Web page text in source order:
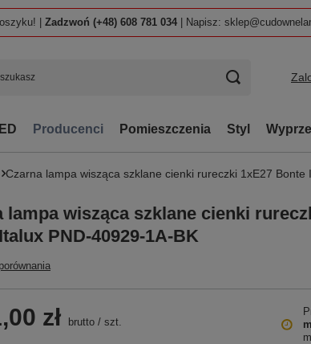
| Zadzwoń (+48) 608 781 034 | Napisz:
Producenci Pomieszczenia Styl
Czarna lampa wisząca szklane cienki rureczki 1xE27 Bonte
lampa wisząca szklane cienki
PND-40929-1A-BK
zł brutto / szt.